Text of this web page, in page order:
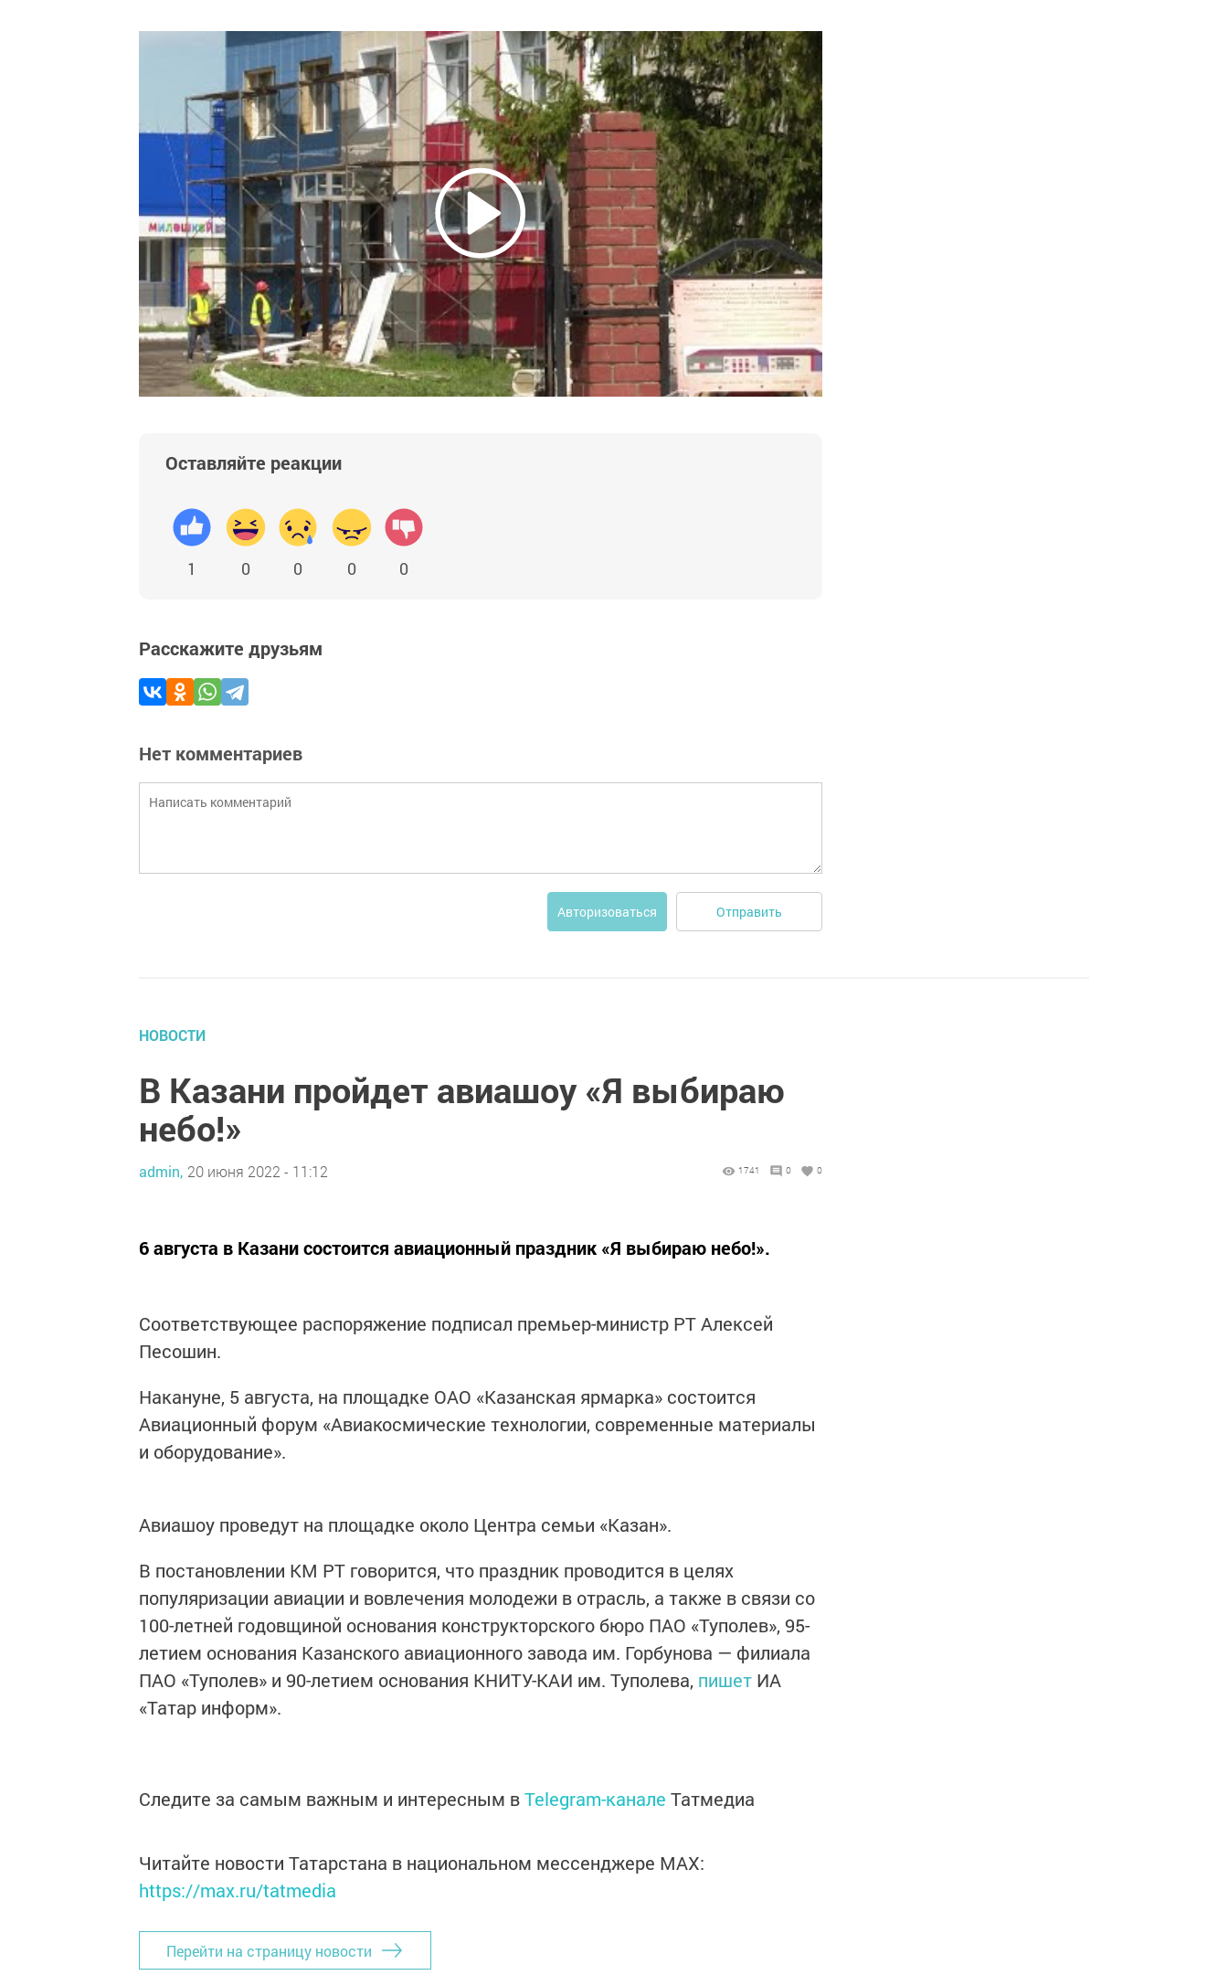
Оставляйте реакции
1 0 0 0 0
Расскажите друзьям
Нет комментариев
Авторизоваться Отправить
НОВОСТИ
В Казани пройдет авиашоу «Я выбираю
небо!»
admin, 20 июня 2022 - 11:12 1741 0 0
6 августа в Казани состоится авиационный праздник «Я выбираю небо!».
Соответствующее распоряжение подписал премьер-министр РТ Алексей
Песошин.
Накануне, 5 августа, на площадке ОАО «Казанская ярмарка» состоится
Авиационный форум «Авиакосмические технологии, современные материалы
и оборудование».
Авиашоу проведут на площадке около Центра семьи «Казан».
В постановлении КМ РТ говорится, что праздник проводится в целях
популяризации авиации и вовлечения молодежи в отрасль, а также в связи со
100-летней годовщиной основания конструкторского бюро ПАО «Туполев», 95-
летием основания Казанского авиационного завода им. Горбунова — филиала
ПАО «Туполев» и 90-летием основания КНИТУ-КАИ им. Туполева, пишет ИА
«Татар информ».
Следите за самым важным и интересным вTelegram-канале Татмедиа
Читайте новости Татарстана в национальном мессенджере MАХ:
https://max.ru/tatmedia
Перейти на страницу новости